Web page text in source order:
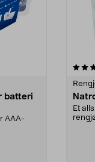
batteri
AAA-
Et